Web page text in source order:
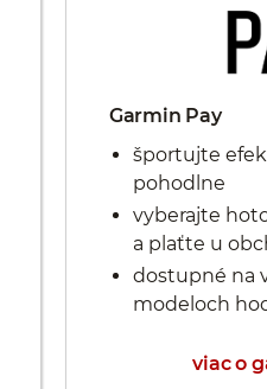
Garmin Pay
športujte
pohodlne
vyberajte
a plaťte u
dostupné na
modeloch
viac o